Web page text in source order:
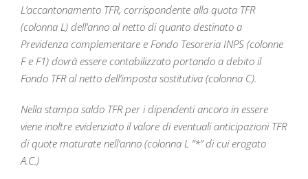
L’accantonamento TFR, corrispondente alla quota TFR
(colonna L) dell’anno al netto di quanto destinato a
Previdenza complementare e Fondo Tesoreria INPS (colonne
F e F1) dovrà essere contabilizzato portando a debito il
Fondo TFR al netto dell’imposta sostitutiva (colonna C).
Nella stampa saldo TFR per i dipendenti ancora in essere
viene inoltre evidenziato il valore di eventuali anticipazioni TFR
di quote maturate nell’anno (colonna L “*” di cui erogato
A.C.)